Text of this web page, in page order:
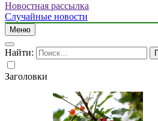
Новостная рассылка
Случайные новости
Меню
Найти:
Заголовки